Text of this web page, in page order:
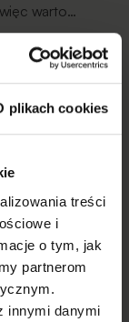
plikach cookies
treści
i
o tym, jak
partnerom
innymi danymi
warto
decyzji.Plusy
się bardziej
również dobrym
14 lutego 2023